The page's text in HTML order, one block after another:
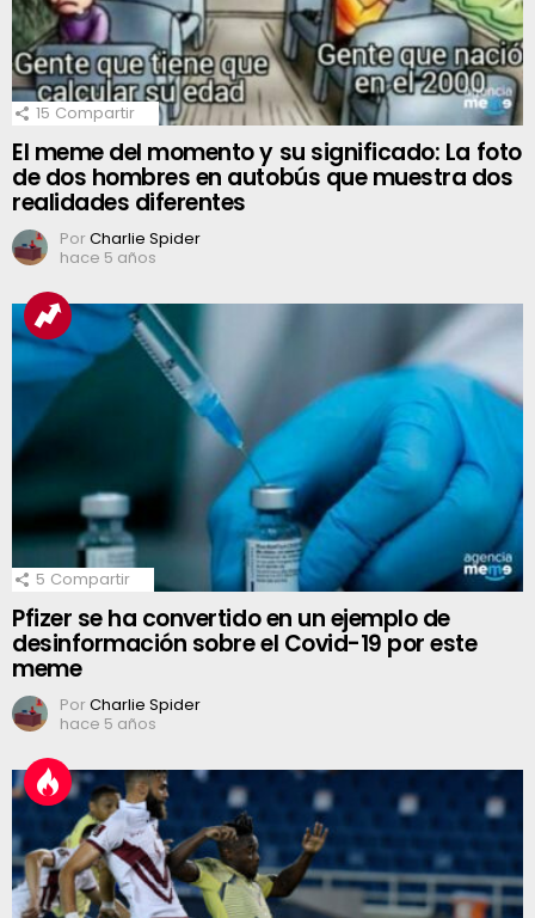
15 Compartir
El meme del momento y su significado: La foto
de dos hombres en autobús que muestra dos
realidades diferentes
PorCharlie Spider
hace 5 años
5 Compartir
Pfizer se ha convertido en un ejemplo de
desinformación sobre el Covid-19 por este
meme
PorCharlie Spider
hace 5 años